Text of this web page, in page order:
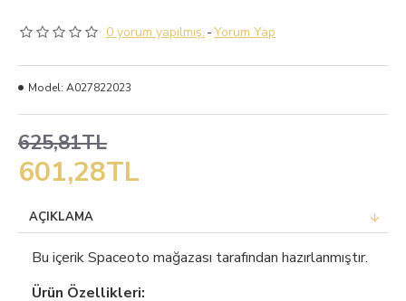
0 yorum yapılmış. -Yorum Yap
601,28TL
625,81TL
Model: A027822023
AÇIKLAMA
Bu içerik Spaceoto mağazası tarafından hazırlanmıştır.
Ürün Özellikleri: